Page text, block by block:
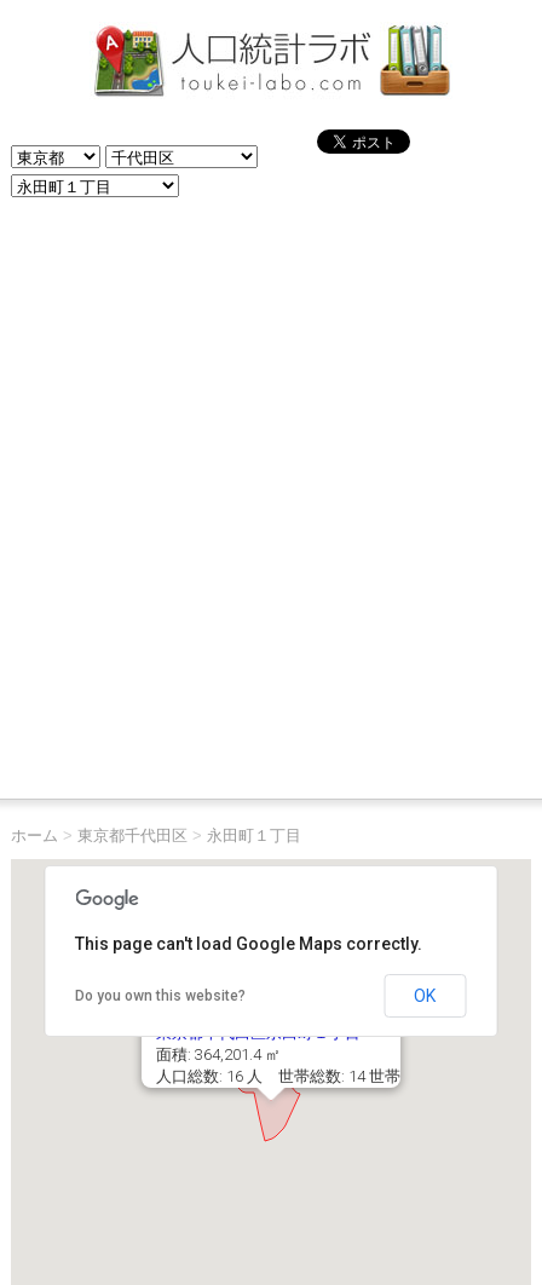
ホーム > 東京都千代田区 > 永田町１丁目
東京都千代田区永田町１丁目
面積: 364,201.4 ㎡
人口総数: 16 人 世帯総数: 14 世帯
This page can't load Google Maps correctly.
Do you own this website? OK